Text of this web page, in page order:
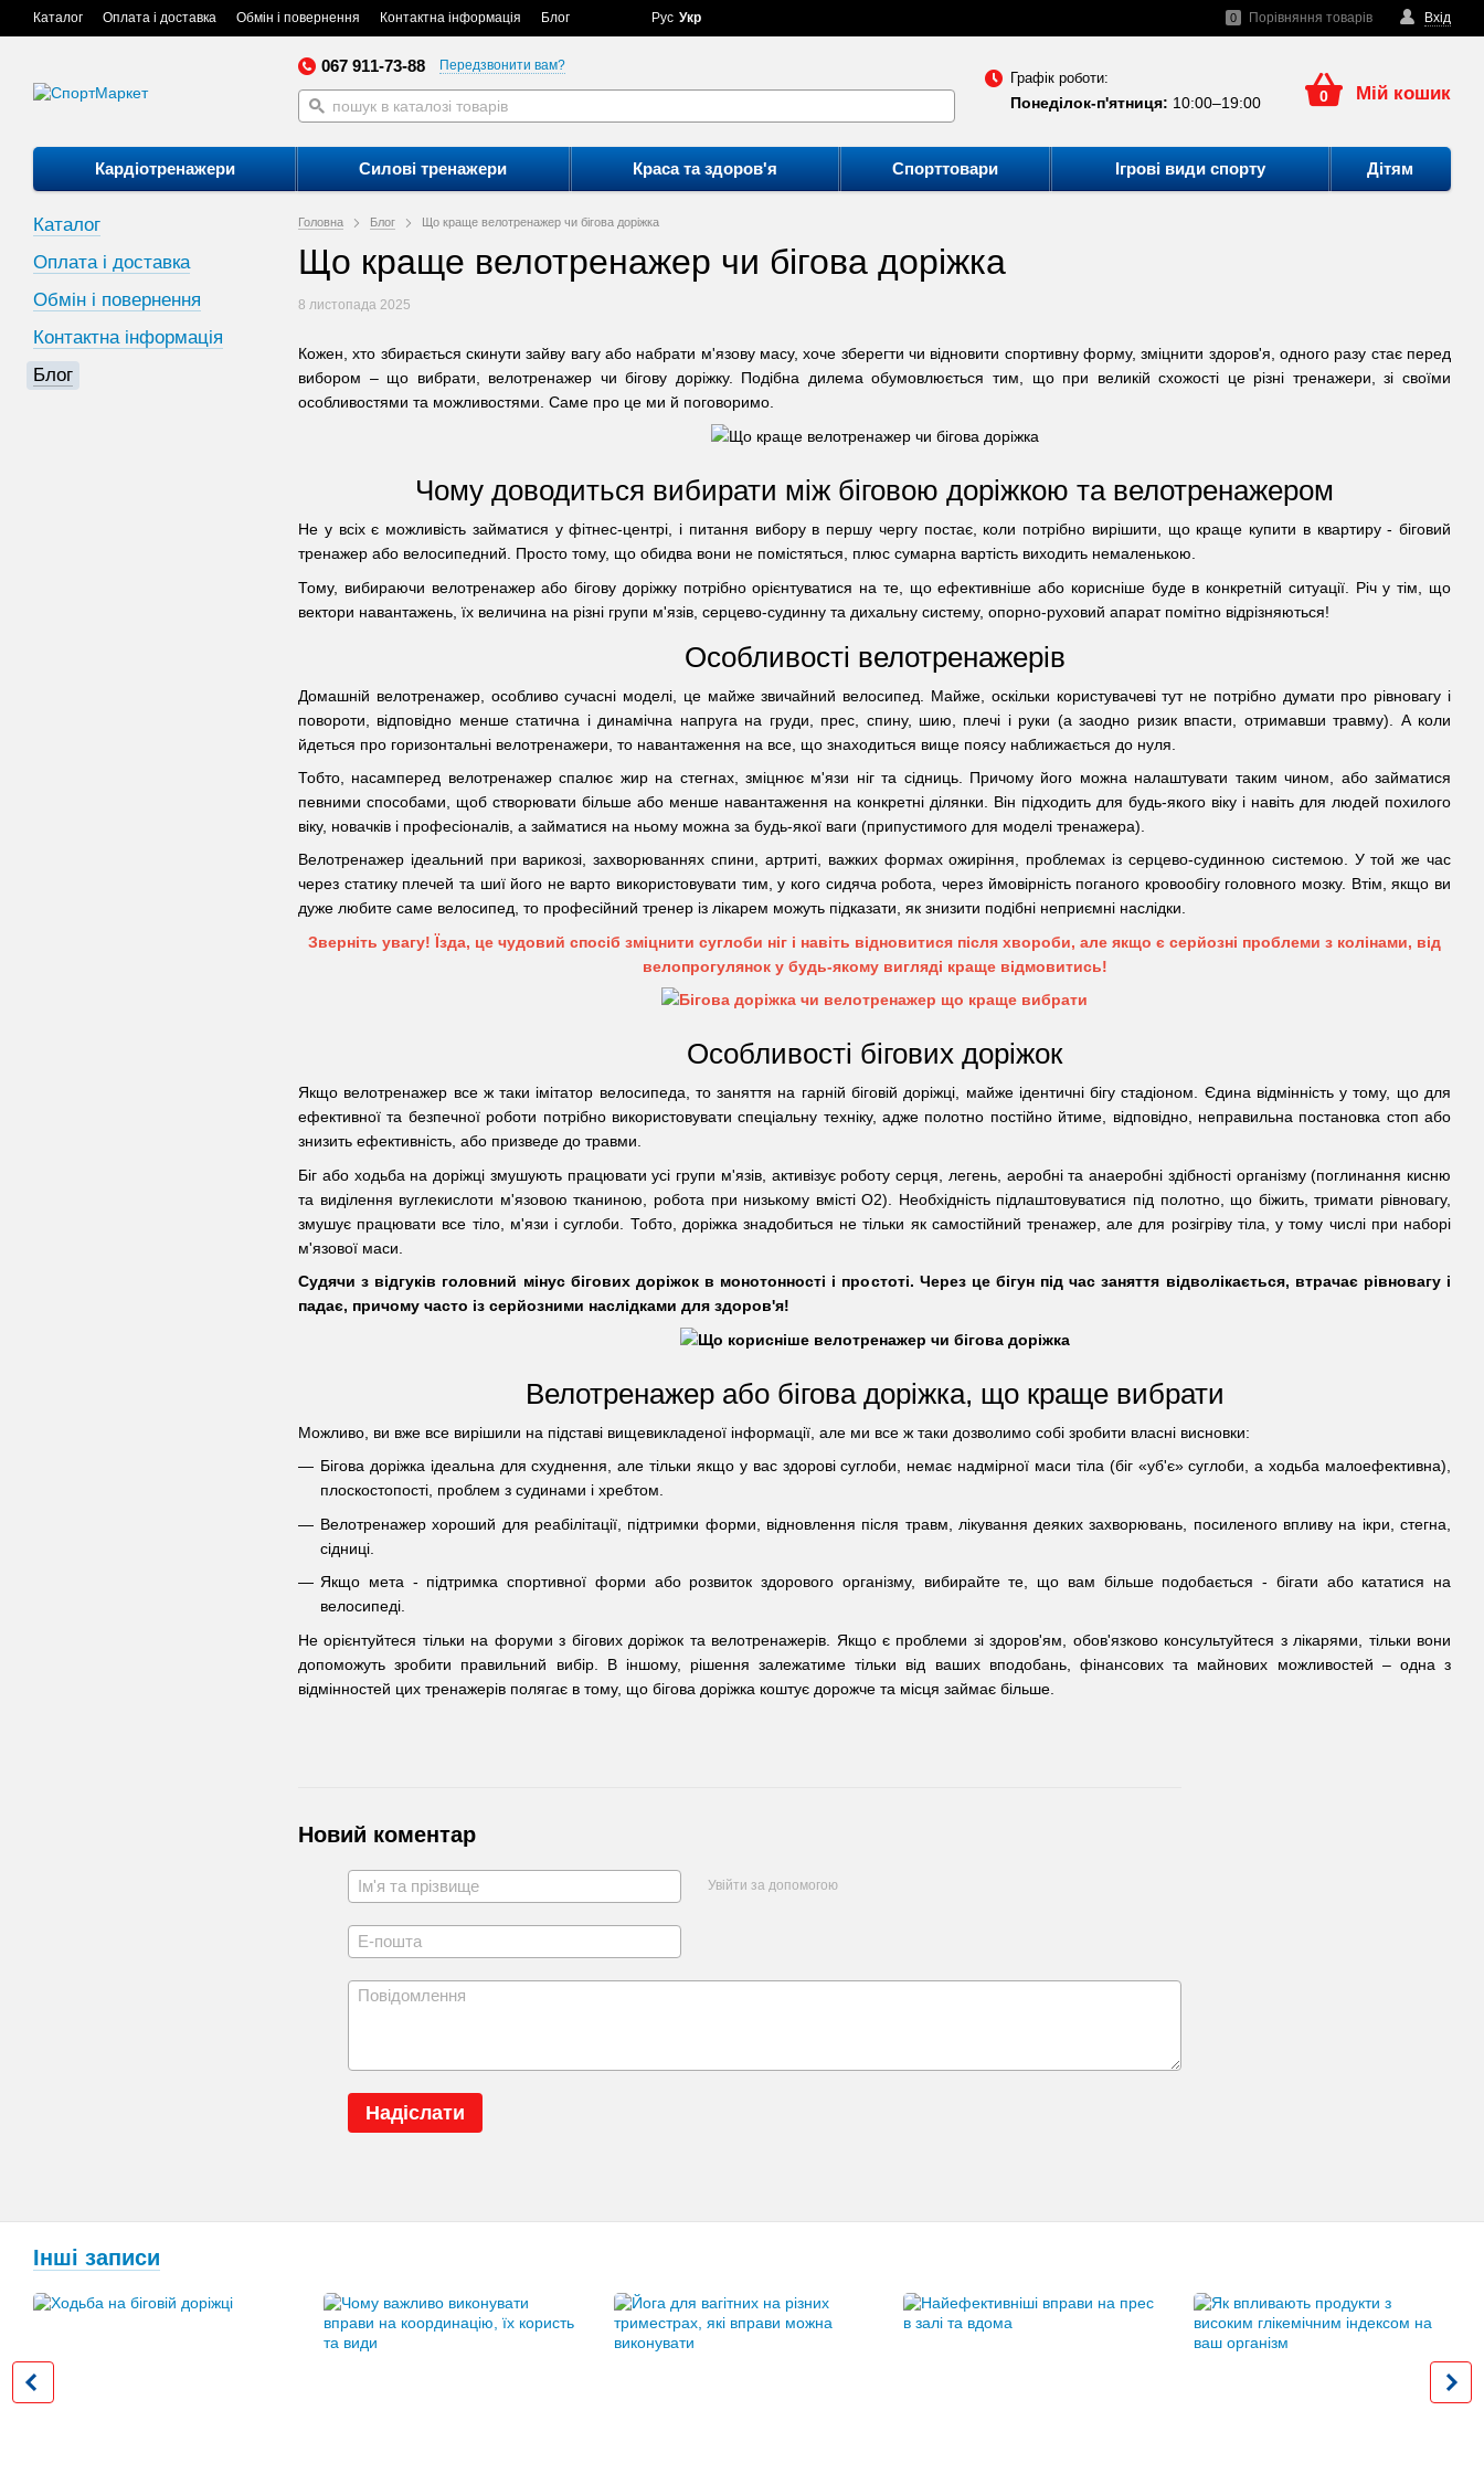
Каталог Оплата і доставка Обмін і повернення Контактна інформація Блог Вхід
0 Порівняння товарів
Рус Укр
067 911-73-88 Передзвонити вам?
Графік роботи:
Понеділок-п'ятниця: 10:00–19:00 0 Мій кошик
Кардіотренажери Силові тренажери Краса та здоров'я Спорттовари Ігрові види спорту Дітям
Головна Блог Що краще велотренажер чи бігова доріжка
Що краще велотренажер чи бігова доріжка
8 листопада 2025
Кожен, хто збирається скинути зайву вагу або набрати м'язову масу, хоче зберегти чи відновити спортивну форму, зміцнити здоров'я, одного разу стає перед
вибором – що вибрати, велотренажер чи бігову доріжку. Подібна дилема обумовлюється тим, що при великій схожості це різні тренажери, зі своїми
особливостями та можливостями. Саме про це ми й поговоримо.
Чому доводиться вибирати між біговою доріжкою та велотренажером
Не у всіх є можливість займатися у фітнес-центрі, і питання вибору в першу чергу постає, коли потрібно вирішити, що краще купити в квартиру - біговий
тренажер або велосипедний. Просто тому, що обидва вони не помістяться, плюс сумарна вартість виходить немаленькою.
Тому, вибираючи велотренажер або бігову доріжку потрібно орієнтуватися на те, що ефективніше або корисніше буде в конкретній ситуації. Річ у тім, що
вектори навантажень, їх величина на різні групи м'язів, серцево-судинну та дихальну систему, опорно-руховий апарат помітно відрізняються!
Особливості велотренажерів
Домашній велотренажер, особливо сучасні моделі, це майже звичайний велосипед. Майже, оскільки користувачеві тут не потрібно думати про рівновагу і
повороти, відповідно менше статична і динамічна напруга на груди, прес, спину, шию, плечі і руки (а заодно ризик впасти, отримавши травму). А коли
йдеться про горизонтальні велотренажери, то навантаження на все, що знаходиться вище поясу наближається до нуля.
Тобто, насамперед велотренажер спалює жир на стегнах, зміцнює м'язи ніг та сідниць. Причому його можна налаштувати таким чином, або займатися
певними способами, щоб створювати більше або менше навантаження на конкретні ділянки. Він підходить для будь-якого віку і навіть для людей похилого
віку, новачків і професіоналів, а займатися на ньому можна за будь-якої ваги (припустимого для моделі тренажера).
Велотренажер ідеальний при варикозі, захворюваннях спини, артриті, важких формах ожиріння, проблемах із серцево-судинною системою. У той же час
через статику плечей та шиї його не варто використовувати тим, у кого сидяча робота, через ймовірність поганого кровообігу головного мозку. Втім, якщо ви
дуже любите саме велосипед, то професійний тренер із лікарем можуть підказати, як знизити подібні неприємні наслідки.
Зверніть увагу! Їзда, це чудовий спосіб зміцнити суглоби ніг і навіть відновитися після хвороби, але якщо є серйозні проблеми з колінами, від
велопрогулянок у будь-якому вигляді краще відмовитись!
Особливості бігових доріжок
Якщо велотренажер все ж таки імітатор велосипеда, то заняття на гарній біговій доріжці, майже ідентичні бігу стадіоном. Єдина відмінність у тому, що для
ефективної та безпечної роботи потрібно використовувати спеціальну техніку, адже полотно постійно йтиме, відповідно, неправильна постановка стоп або
знизить ефективність, або призведе до травми.
Біг або ходьба на доріжці змушують працювати усі групи м'язів, активізує роботу серця, легень, аеробні та анаеробні здібності організму (поглинання кисню
та виділення вуглекислоти м'язовою тканиною, робота при низькому вмісті О2). Необхідність підлаштовуватися під полотно, що біжить, тримати рівновагу,
змушує працювати все тіло, м'язи і суглоби. Тобто, доріжка знадобиться не тільки як самостійний тренажер, але для розігріву тіла, у тому числі при наборі
м'язової маси.
Судячи з відгуків головний мінус бігових доріжок в монотонності і простоті. Через це бігун під час заняття відволікається, втрачає рівновагу і
падає, причому часто із серйозними наслідками для здоров'я!
Велотренажер або бігова доріжка, що краще вибрати
Можливо, ви вже все вирішили на підставі вищевикладеної інформації, але ми все ж таки дозволимо собі зробити власні висновки:
Бігова доріжка ідеальна для схуднення, але тільки якщо у вас здорові суглоби, немає надмірної маси тіла (біг «уб'є» суглоби, а ходьба малоефективна),
плоскостопості, проблем з судинами і хребтом.
Велотренажер хороший для реабілітації, підтримки форми, відновлення після травм, лікування деяких захворювань, посиленого впливу на ікри, стегна,
сідниці.
Якщо мета - підтримка спортивної форми або розвиток здорового організму, вибирайте те, що вам більше подобається - бігати або кататися на
велосипеді.
Не орієнтуйтеся тільки на форуми з бігових доріжок та велотренажерів. Якщо є проблеми зі здоров'ям, обов'язково консультуйтеся з лікарями, тільки вони
допоможуть зробити правильний вибір. В іншому, рішення залежатиме тільки від ваших вподобань, фінансових та майнових можливостей – одна з
відмінностей цих тренажерів полягає в тому, що бігова доріжка коштує дорожче та місця займає більше.
Новий коментар
Увійти за допомогою
Надіслати
Каталог
Оплата і доставка
Обмін і повернення
Контактна інформація
Блог
Інші записи